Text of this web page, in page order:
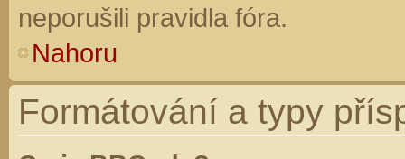
neporušili pravidla fóra.
Nahoru
Formátování a typy